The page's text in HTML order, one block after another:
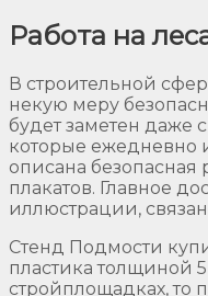
Работа на
В строительной
некую меру
будет заметен даже
которые ежедневно
описана
плакатов. Главное
иллюстрации,
Стенд Подмости
пластика толщиной
стройплощадках, то